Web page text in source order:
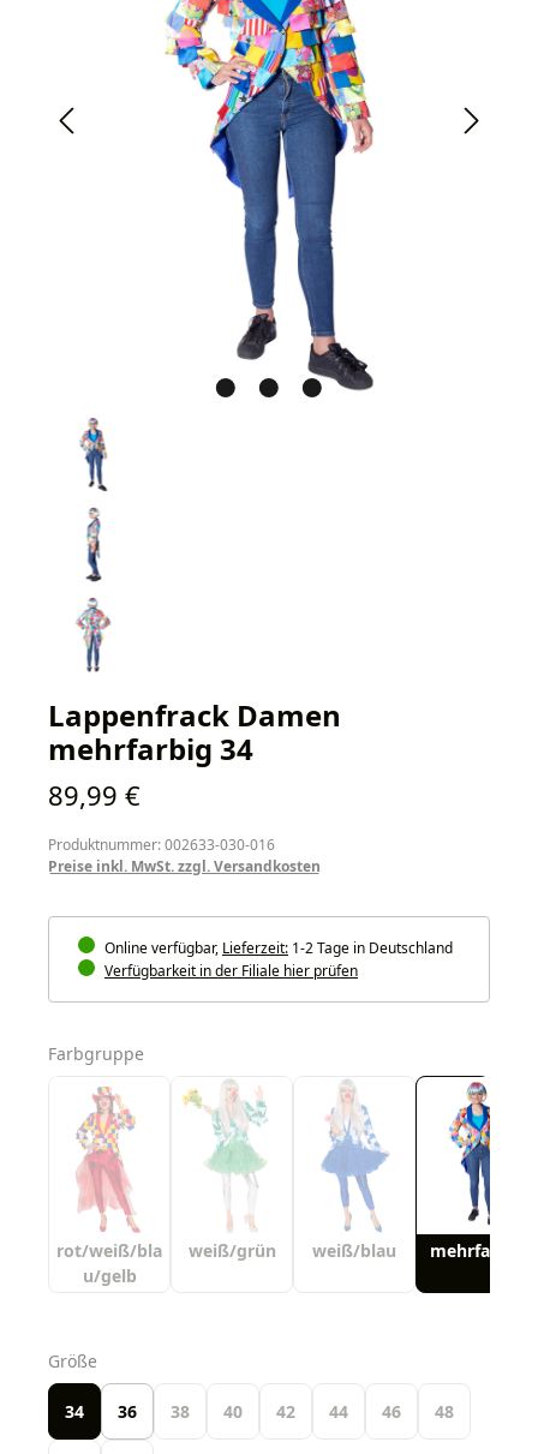
Lappenfrack Damen
mehrfarbig 34
Regulärer Preis:
89,99 €
Produktnummer: 002633-030-016
Preise inkl. MwSt. zzgl. Versandkosten
Online verfügbar, Lieferzeit: 1-2 Tage in Deutschland
Verfügbarkeit in der Filiale hier prüfen
Farbgruppe
rot/weiß/bla
u/gelb
weiß/grün weiß/blau mehrfarbig
Größe
34 36 38 40 42 44 46 48